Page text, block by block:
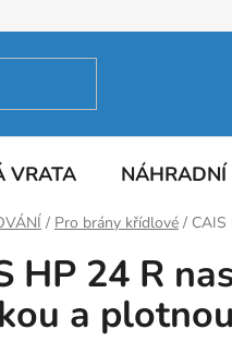
VRATA NÁHRADNÍ
/ Pro brány křídlové /
HP 24 R
a plotnou